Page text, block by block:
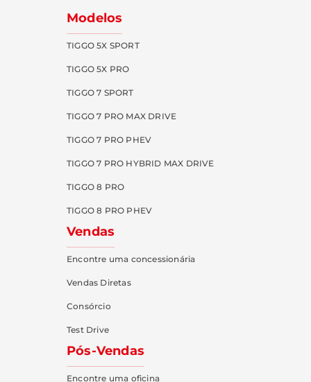
Modelos
TIGGO 5X SPORT
TIGGO 5X PRO
TIGGO 7 SPORT
TIGGO 7 PRO MAX DRIVE
TIGGO 7 PRO PHEV
TIGGO 7 PRO HYBRID MAX DRIVE
TIGGO 8 PRO
TIGGO 8 PRO PHEV
Vendas
Encontre uma concessionária
Vendas Diretas
Consórcio
Test Drive
Pós-Vendas
Encontre uma oficina